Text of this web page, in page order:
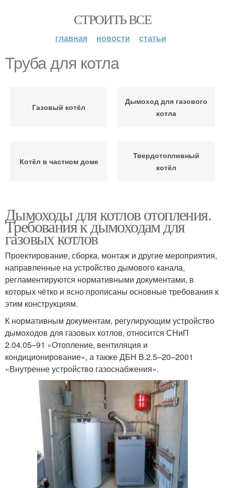
СТРОИТЬ ВСЕ
главная новости статьи
Труба для котла
Газовый котёл
Дымоход для газового
котла
Котёл в частном доме
Твердотопливный
котёл
Дымоходы для котлов отопления.
Требования к дымоходам для
газовых котлов
Проектирование, сборка, монтаж и другие мероприятия,
направленные на устройство дымового канала,
регламентируются нормативными документами, в
которых чётко и ясно прописаны основные требования к
этим конструкциям.
К нормативным документам, регулирующим устройство
дымоходов для газовых котлов, относится СНиП
2.04.05–91 «Отопление, вентиляция и
кондиционирование», а также ДБН В.2.5–20–2001
«Внутренне устройство газоснабжения».